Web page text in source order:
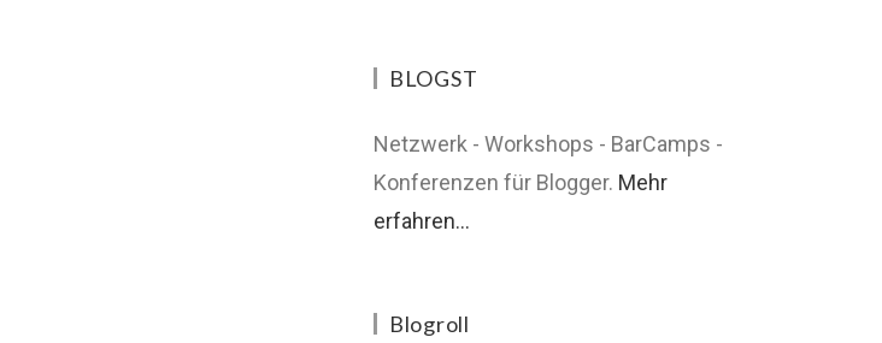
BLOGST
Netzwerk - Workshops - BarCamps -
Konferenzen für Blogger. Mehr
erfahren...
Blogroll